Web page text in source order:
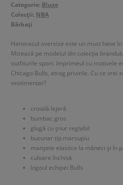
Categorie: Bluze
Colecții: NBA
Bărbați
Hanoracul oversize este un must have
Mizează pe modelul din colecția
outfiturile sport. Imprimeul cu motivele
Chicago Bulls, atrag privirile. Cu ce vrei
vestimentar?
croială lejeră
bumbac gros
glugă cu șnur reglabil
buzunar tip marsupiu
manșete elastice la mâneci și în
culoare închisă
logoul echipei Bulls